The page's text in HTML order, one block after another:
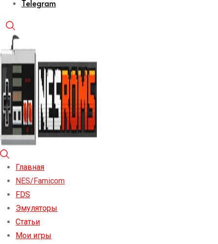
Telegram
Главная
NES/Famicom
FDS
Эмуляторы
Статьи
Мои игры